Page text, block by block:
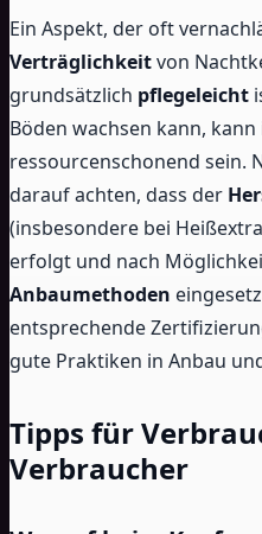
Ein Aspekt, der oft
Verträglichkeitvon
grundsätzlich pflegeleicht
Böden wachsen kann,
ressourcenschonend sein.
darauf achten, dass der
(insbesondere bei
erfolgt und nach
Anbaumethoden
entsprechende
gute Praktiken in Anbau
Tipps für
Verbraucher